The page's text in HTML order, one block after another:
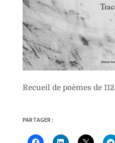
Recueil de poèmes de
PARTAGER :